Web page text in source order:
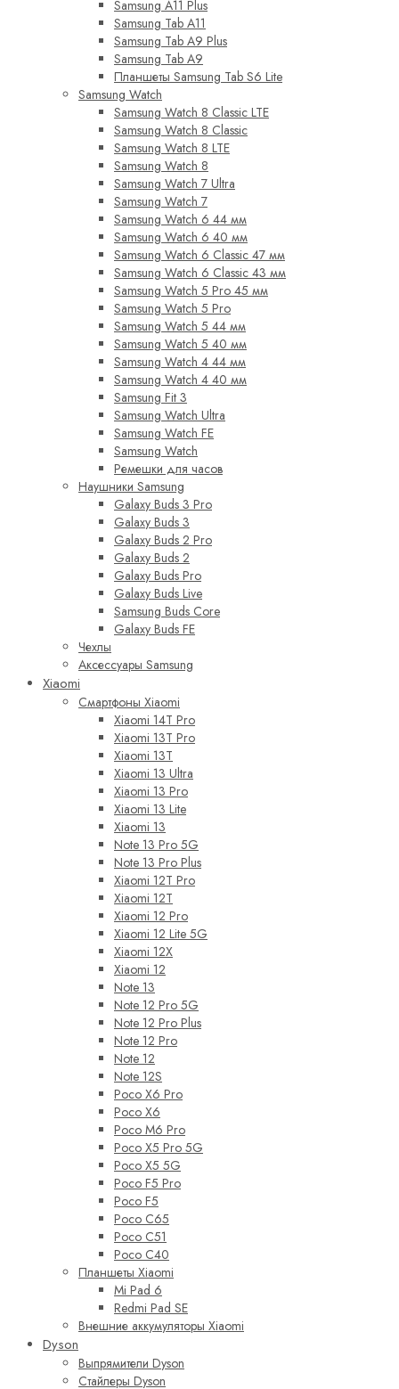
Samsung A11 Plus
Samsung Tab A11
Samsung Tab A9 Plus
Samsung Tab A9
Планшеты Samsung Tab S6 Lite
Samsung Watch
Samsung Watch 8 Classic LTE
Samsung Watch 8 Classic
Samsung Watch 8 LTE
Samsung Watch 8
Samsung Watch 7 Ultra
Samsung Watch 7
Samsung Watch 6 44 мм
Samsung Watch 6 40 мм
Samsung Watch 6 Classic 47 мм
Samsung Watch 6 Classic 43 мм
Samsung Watch 5 Pro 45 мм
Samsung Watch 5 Pro
Samsung Watch 5 44 мм
Samsung Watch 5 40 мм
Samsung Watch 4 44 мм
Samsung Watch 4 40 мм
Samsung Fit 3
Samsung Watch Ultra
Samsung Watch FE
Samsung Watch
Ремешки для часов
Наушники Samsung
Galaxy Buds 3 Pro
Galaxy Buds 3
Galaxy Buds 2 Pro
Galaxy Buds 2
Galaxy Buds Pro
Galaxy Buds Live
Samsung Buds Core
Galaxy Buds FE
Чехлы
Аксессуары Samsung
Xiaomi
Смартфоны Xiaomi
Xiaomi 14T Pro
Xiaomi 13T Pro
Xiaomi 13T
Xiaomi 13 Ultra
Xiaomi 13 Pro
Xiaomi 13 Lite
Xiaomi 13
Note 13 Pro 5G
Note 13 Pro Plus
Xiaomi 12T Pro
Xiaomi 12T
Xiaomi 12 Pro
Xiaomi 12 Lite 5G
Xiaomi 12X
Xiaomi 12
Note 13
Note 12 Pro 5G
Note 12 Pro Plus
Note 12 Pro
Note 12
Note 12S
Poco X6 Pro
Poco X6
Poco M6 Pro
Poco X5 Pro 5G
Poco X5 5G
Poco F5 Pro
Poco F5
Poco C65
Poco C51
Poco C40
Планшеты Xiaomi
Mi Pad 6
Redmi Pad SE
Внешние аккумуляторы Xiaomi
Dyson
Выпрямители Dyson
Стайлеры Dyson